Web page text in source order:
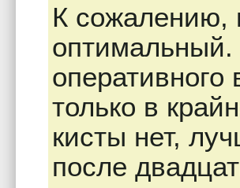
К сожалению,
только в
кисты нет,
после